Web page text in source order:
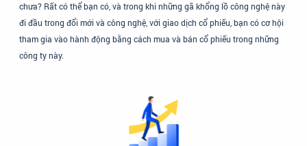
chưa? Rất có thể bạn có, và trong khi những gã khổng lồ công nghệ này
đi đầu trong đổi mới và công nghệ, với giao dịch cổ phiếu, bạn có cơ hội
tham gia vào hành động bằng cách mua và bán cổ phiếu trong những
công ty này.